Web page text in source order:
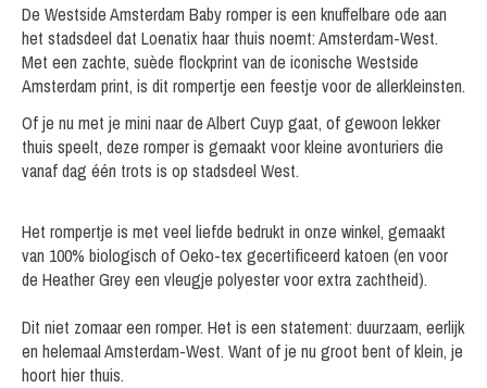
De Westside Amsterdam Baby romper is een knuffelbare ode aan
het stadsdeel dat Loenatix haar thuis noemt: Amsterdam-West.
Met een zachte, suède flockprint van de iconische Westside
Amsterdam print, is dit rompertje een feestje voor de allerkleinsten.
Of je nu met je mini naar de Albert Cuyp gaat, of gewoon lekker
thuis speelt, deze romper is gemaakt voor kleine avonturiers die
vanaf dag één trots is op stadsdeel West.
Het rompertje is met veel liefde bedrukt in onze winkel, gemaakt
van 100% biologisch of Oeko-tex gecertificeerd katoen (en voor
de Heather Grey een vleugje polyester voor extra zachtheid).
Dit niet zomaar een romper. Het is een statement: duurzaam, eerlijk
en helemaal Amsterdam-West. Want of je nu groot bent of klein, je
hoort hier thuis.